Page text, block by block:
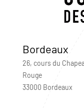
Bordeaux
26, cours du
Rouge
33000 Bordeaux